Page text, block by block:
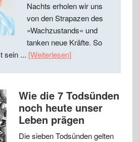
Nachts erholen wir uns
von den Strapazen des
»Wachzustands« und
tanken neue Kräfte. So
sein ... [Weiterlesen]
Wie die 7 Todsünden
noch heute unser
Leben prägen
Die sieben Todsünden gelten